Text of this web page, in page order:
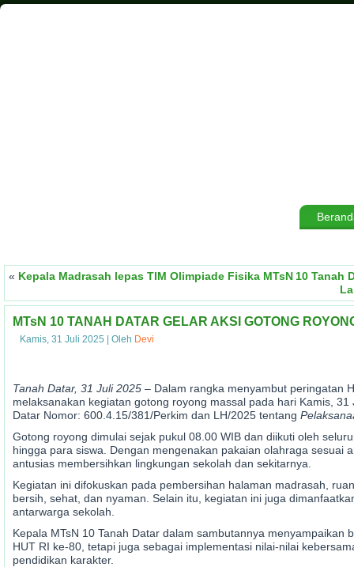
« Kepala Madrasah lepas TIM Olimpiade Fisika MTsN 10 Tanah
MTsN 10 TANAH DATAR GELAR AKSI GOTONG
Kamis, 31 Juli 2025 Oleh Devi
Tanah Datar, 31 Juli 2025 – Dalam rangka menyambut peringatan
melaksanakan kegiatan gotong royong massal pada hari Kamis,
Datar Nomor: 600.4.15/381/Perkim dan LH/2025 tentang
Gotong royong dimulai sejak pukul 08.00 WIB dan diikuti oleh
hingga para siswa. Dengan mengenakan pakaian olahraga sesuai
antusias membersihkan lingkungan sekolah dan sekitarnya.
Kegiatan ini difokuskan pada pembersihan halaman madrasah,
bersih, sehat, dan nyaman. Selain itu, kegiatan ini juga
antarwarga sekolah.
Kepala MTsN 10 Tanah Datar dalam sambutannya
HUT RI ke-80, tetapi juga sebagai implementasi nilai-nilai
pendidikan karakter.